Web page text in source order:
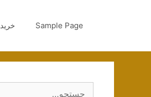
Sample Page